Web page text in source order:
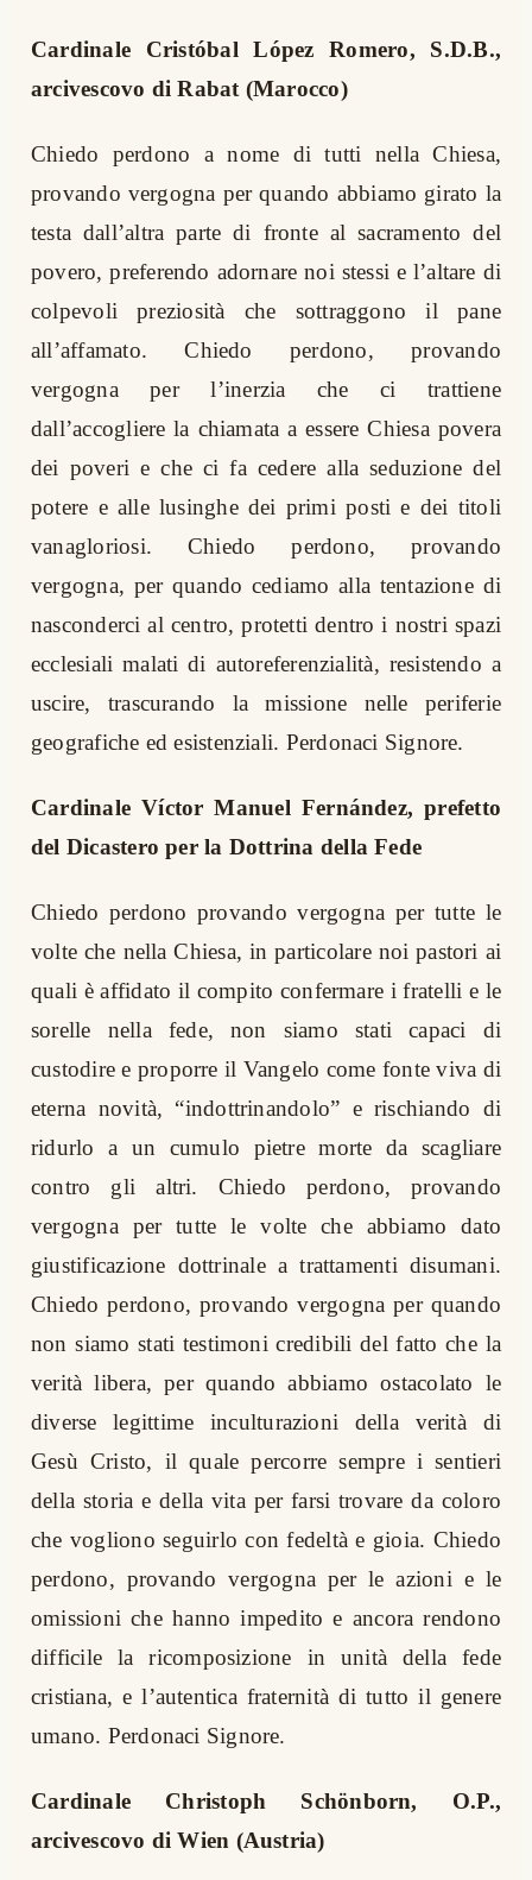
Cardinale Cristóbal López Romero, S.D.B.,
arcivescovo di Rabat (Marocco)
Chiedo perdono a nome di tutti nella Chiesa,
provando vergogna per quando abbiamo girato la
testa dall’altra parte di fronte al sacramento del
povero, preferendo adornare noi stessi e l’altare di
colpevoli preziosità che sottraggono il pane
all’affamato. Chiedo perdono, provando
vergogna per l’inerzia che ci trattiene
dall’accogliere la chiamata a essere Chiesa povera
dei poveri e che ci fa cedere alla seduzione del
potere e alle lusinghe dei primi posti e dei titoli
vanagloriosi. Chiedo perdono, provando
vergogna, per quando cediamo alla tentazione di
nasconderci al centro, protetti dentro i nostri spazi
ecclesiali malati di autoreferenzialità, resistendo a
uscire, trascurando la missione nelle periferie
geografiche ed esistenziali. Perdonaci Signore.
Cardinale Víctor Manuel Fernández, prefetto
del Dicastero per la Dottrina della Fede
Chiedo perdono provando vergogna per tutte le
volte che nella Chiesa, in particolare noi pastori ai
quali è affidato il compito confermare i fratelli e le
sorelle nella fede, non siamo stati capaci di
custodire e proporre il Vangelo come fonte viva di
eterna novità, “indottrinandolo” e rischiando di
ridurlo a un cumulo pietre morte da scagliare
contro gli altri. Chiedo perdono, provando
vergogna per tutte le volte che abbiamo dato
giustificazione dottrinale a trattamenti disumani.
Chiedo perdono, provando vergogna per quando
non siamo stati testimoni credibili del fatto che la
verità libera, per quando abbiamo ostacolato le
diverse legittime inculturazioni della verità di
Gesù Cristo, il quale percorre sempre i sentieri
della storia e della vita per farsi trovare da coloro
che vogliono seguirlo con fedeltà e gioia. Chiedo
perdono, provando vergogna per le azioni e le
omissioni che hanno impedito e ancora rendono
difficile la ricomposizione in unità della fede
cristiana, e l’autentica fraternità di tutto il genere
umano. Perdonaci Signore.
Cardinale Christoph Schönborn, O.P.,
arcivescovo di Wien (Austria)